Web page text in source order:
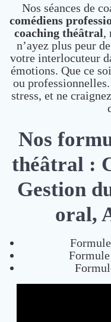
Nos séances de
comédiens
coaching théâtral,
n’ayez plus peur
votre interlocuteur
émotions. Que ce
ou
stress, et ne
Nos
théâtral :
Gestion
oral,